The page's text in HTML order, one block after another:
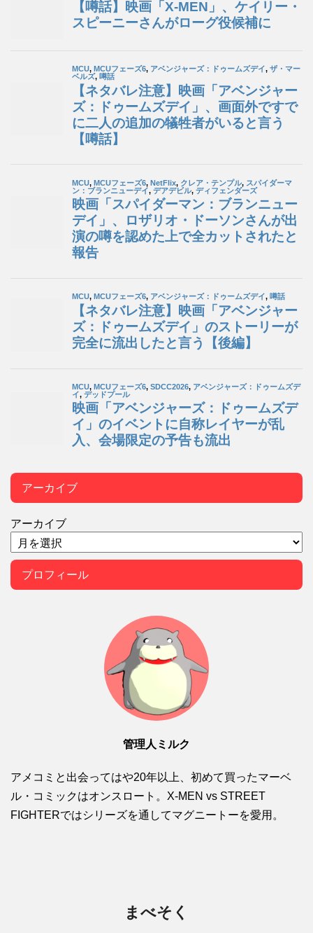
アーカイブ
アーカイブ
プロフィール
管理人ミルク
アメコミと出会ってはや20年以上、初めて買ったマーベ
ル・コミックはオンスロート。X-MEN vs STREET
FIGHTERではシリーズを通してマグニートーを愛用。
まべそく